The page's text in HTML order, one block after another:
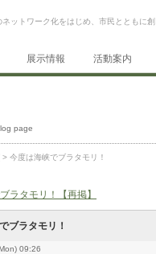
ットワーク化をはじめ、市民とともに
展示情報 活動案内
page
> 今度は海峡でブラタモリ！
ラタモリ！【再掲】
ブラタモリ！
09:26